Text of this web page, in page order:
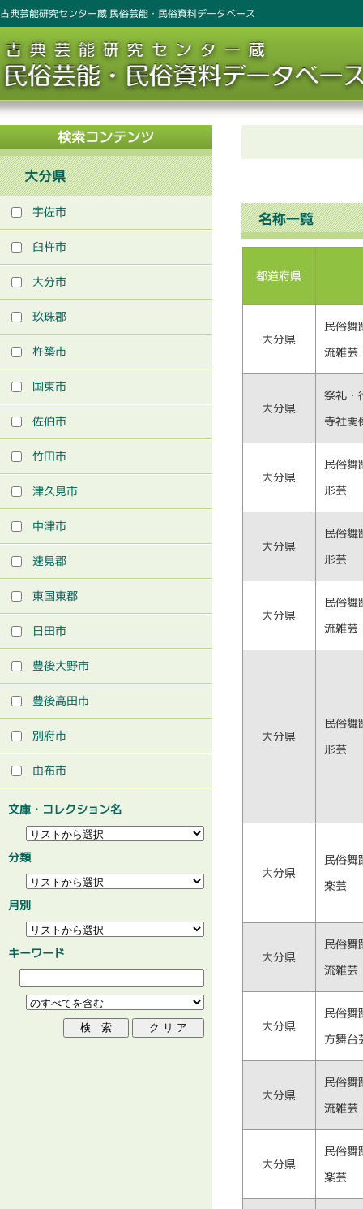
古典芸能研究センター蔵 民俗芸能・民俗資料データベース
大分県
宇佐市
臼杵市
大分市
玖珠郡
杵築市
国東市
佐伯市
竹田市
津久見市
中津市
速見郡
東国東郡
日田市
豊後大野市
豊後高田市
別府市
由布市
文庫・コレクション名
分類
月別
キーワード
都道府県
大分県
民俗舞
流雑芸
大分県
祭礼・
寺社関
大分県
民俗舞
形芸
大分県
民俗舞
形芸
大分県
民俗舞
流雑芸
大分県
民俗舞
形芸
大分県
民俗舞
楽芸
大分県
民俗舞
流雑芸
大分県
民俗舞
方舞台
大分県
民俗舞
流雑芸
大分県
民俗舞
楽芸